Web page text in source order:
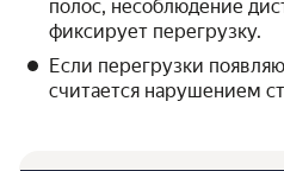
полос, несоблюдение
фиксирует перегрузку.
Если перегрузки
считается нарушением